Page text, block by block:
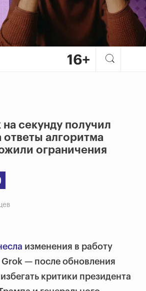
секунду получил
ответы алгоритма
ограничения
изменения в работу
Grok — после обновления
критики президента